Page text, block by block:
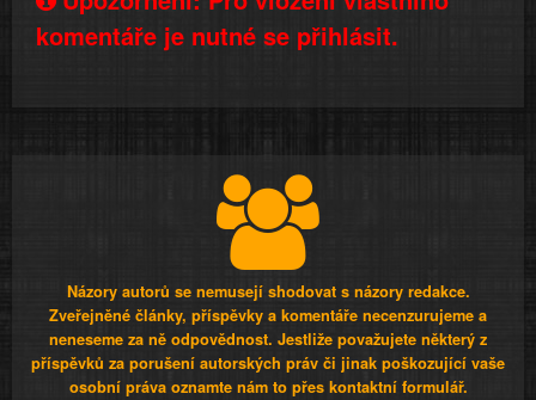
komentáře je nutné se přihlásit.
Názory autorů se nemusejí shodovat s názory redakce.
Zveřejněné články, příspěvky a komentáře necenzurujeme a
neneseme za ně odpovědnost. Jestliže považujete některý z
příspěvků za porušení autorských práv či jinak poškozující vaše
osobní práva oznamte nám to přes kontaktní formulář.